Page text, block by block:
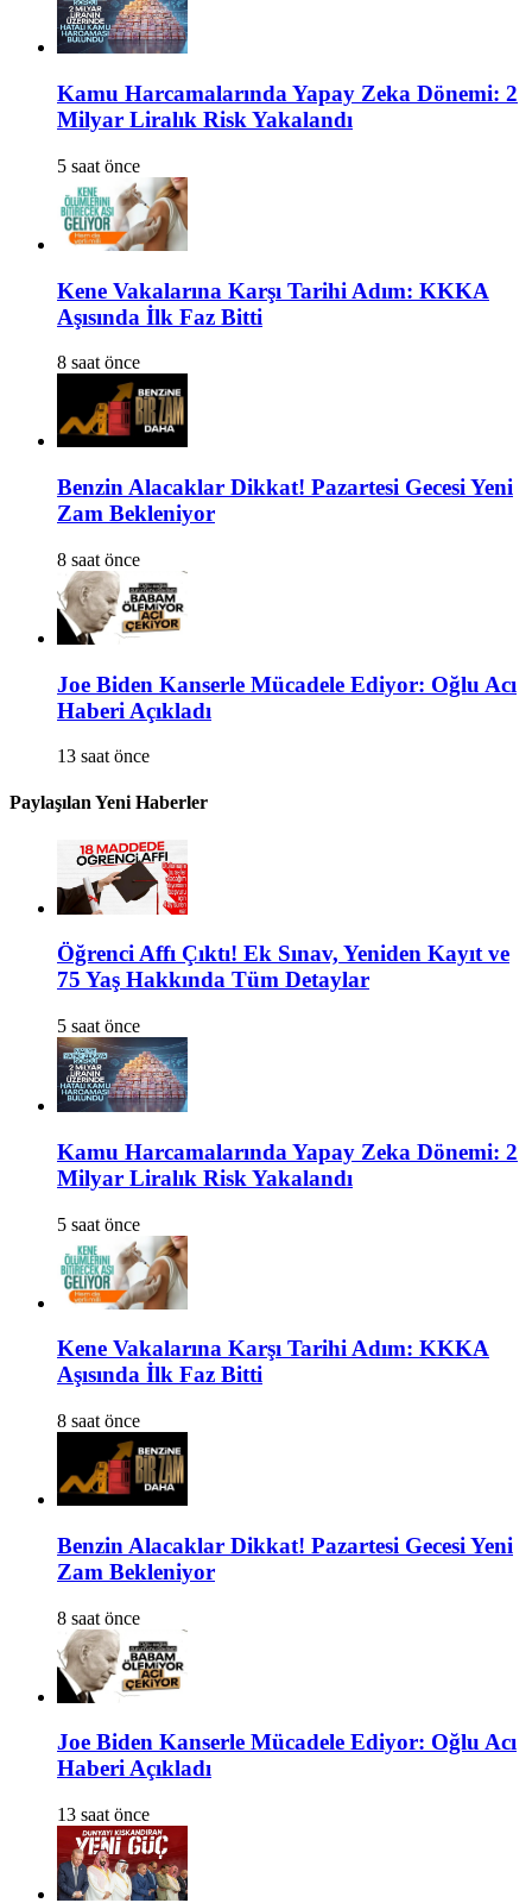
Kamu Harcamalarında Yapay Zeka Dönemi: 2
Milyar Liralık Risk Yakalandı
5 saat önce
Kene Vakalarına Karşı Tarihi Adım: KKKA
Aşısında İlk Faz Bitti
8 saat önce
Benzin Alacaklar Dikkat! Pazartesi Gecesi Yeni
Zam Bekleniyor
8 saat önce
Joe Biden Kanserle Mücadele Ediyor: Oğlu Acı
Haberi Açıkladı
13 saat önce
Paylaşılan Yeni Haberler
Öğrenci Affı Çıktı! Ek Sınav, Yeniden Kayıt ve
75 Yaş Hakkında Tüm Detaylar
5 saat önce
Kamu Harcamalarında Yapay Zeka Dönemi: 2
Milyar Liralık Risk Yakalandı
5 saat önce
Kene Vakalarına Karşı Tarihi Adım: KKKA
Aşısında İlk Faz Bitti
8 saat önce
Benzin Alacaklar Dikkat! Pazartesi Gecesi Yeni
Zam Bekleniyor
8 saat önce
Joe Biden Kanserle Mücadele Ediyor: Oğlu Acı
Haberi Açıkladı
13 saat önce